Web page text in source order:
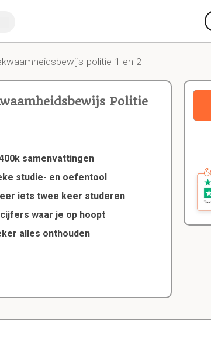
politie-1-en-2
Politie
samenvattingen
studie- en oefentool
iets twee keer studeren
cijfers waar je op hoopt
alles onthouden